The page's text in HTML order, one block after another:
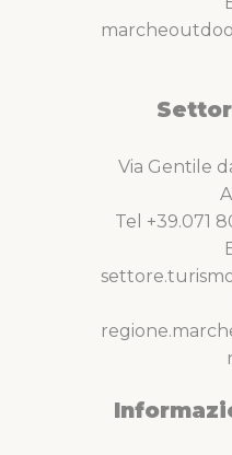
Via Gentile
Tel +39.071